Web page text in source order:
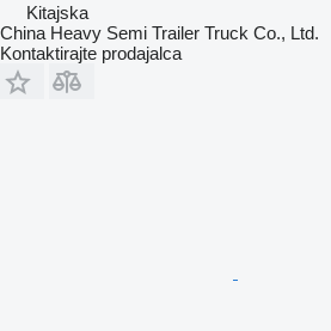
Kitajska
China Heavy Semi Trailer Truck Co., Ltd.
Kontaktirajte prodajalca